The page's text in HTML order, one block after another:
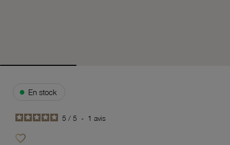
● En stock
5 / 5 - 1 avis
favorite_border